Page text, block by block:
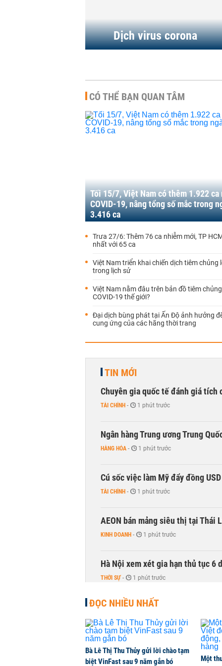
Dịch virus corona
CÓ THỂ BẠN QUAN TÂM
Tối 15/7, Việt Nam có thêm 1.922 ca
COVID-19, nâng tổng số mắc trong
3.416 ca
Trưa 27/6: Thêm 76 ca nhiễm mới, TP
nhất với 65 ca
Việt Nam triển khai chiến dịch tiêm chủng
trong lịch sử
Việt Nam nằm đâu trên bản đồ tiêm
COVID-19 thế giới?
Đại dịch bùng phát tại Ấn Độ ảnh hưởng
cung ứng của các hãng thời trang
TIN MỚI
Chuyên gia quốc tế đánh giá tích
TÀI CHÍNH - 1 phút trước
Ngân hàng Trung ương Trung
HÀNG HÓA - 1 phút trước
Cú sốc việc làm Mỹ đẩy đồng
TÀI CHÍNH - 1 phút trước
AEON bán mảng siêu thị tại Thái
KINH DOANH - 1 phút trước
Hà Nội xem xét gia hạn thủ tục 6
THỜI SỰ - 1 phút trước
ĐỌC NHIỀU NHẤT
Bà Lê Thị Thu Thủy gửi lời chào tạm
biệt VinFast sau 9 năm gắn bó
Một